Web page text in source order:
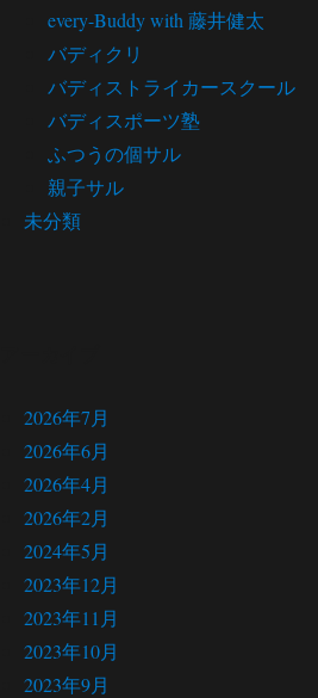
every-Buddy with 藤井健太
バディクリ
バディストライカースクール
バディスポーツ塾
ふつうの個サル
親子サル
未分類
2026年7月
2026年6月
2026年4月
2026年2月
2024年5月
2023年12月
2023年11月
2023年10月
2023年9月